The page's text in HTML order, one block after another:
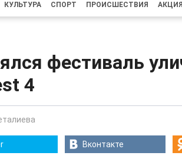
КУЛЬТУРА СПОРТ ПРОИСШЕСТВИЯ
фестиваль
4
Вконтакте